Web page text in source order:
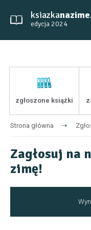
ksiazka
edycja 2024
zgłoszone książki
Strona główna
Zagłosuj na
zimę!